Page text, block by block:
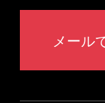
メール